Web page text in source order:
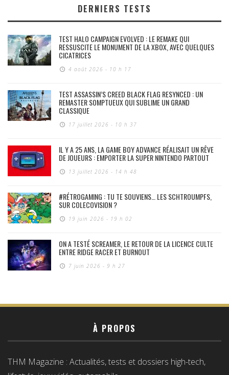
DERNIERS TESTS
TEST HALO CAMPAIGN EVOLVED : LE REMAKE QUI
RESSUSCITE LE MONUMENT DE LA XBOX, AVEC QUELQUES
CICATRICES
4 août 2026 - 10 h 17
TEST ASSASSIN’S CREED BLACK FLAG RESYNCED : UN
REMASTER SOMPTUEUX QUI SUBLIME UN GRAND
CLASSIQUE
17 juillet 2026 - 10 h 37
IL Y A 25 ANS, LA GAME BOY ADVANCE RÉALISAIT UN RÊVE
DE JOUEURS : EMPORTER LA SUPER NINTENDO PARTOUT
13 juillet 2026 - 14 h 48
#RÉTROGAMING : TU TE SOUVIENS… LES SCHTROUMPFS,
SUR COLECOVISION ?
19 juin 2026 - 19 h 02
ON A TESTÉ SCREAMER, LE RETOUR DE LA LICENCE CULTE
ENTRE RIDGE RACER ET BURNOUT
7 juin 2026 - 9 h 27
À PROPOS
THM Magazine : Actualités, tests et dossiers high-tech,